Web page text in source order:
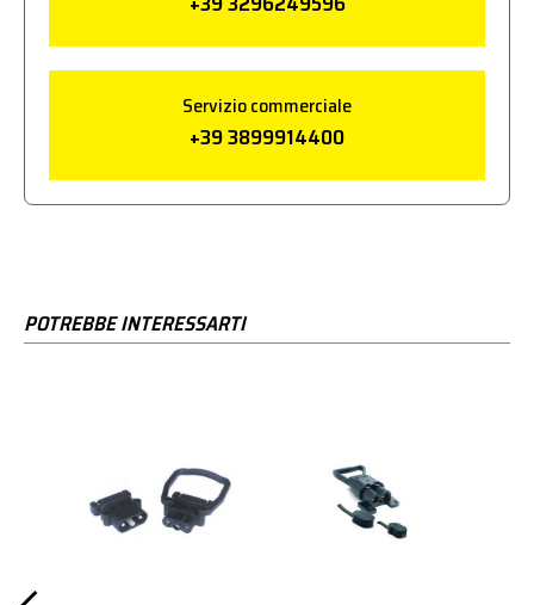
Servizio commerciale
+39 3899914400
POTREBBE INTERESSARTI